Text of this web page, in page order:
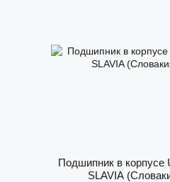
Подшипник в корпусе
SLAVIA